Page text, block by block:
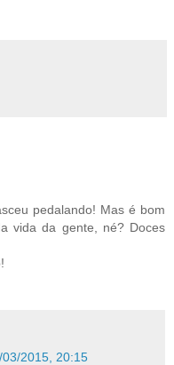
pedalando! Mas é bom
vida da gente, né? Doces
03/2015, 20:15